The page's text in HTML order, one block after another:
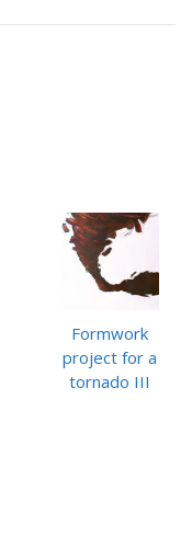
Formwork
project for a
tornado III